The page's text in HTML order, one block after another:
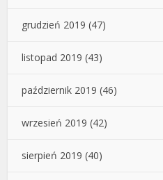
grudzień 2019 (47)
listopad 2019 (43)
październik 2019 (46)
wrzesień 2019 (42)
sierpień 2019 (40)